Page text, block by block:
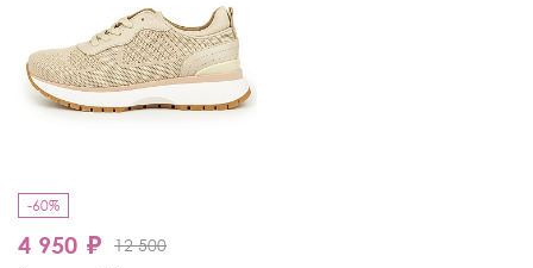
-60%
4 950 ₽ 12 500